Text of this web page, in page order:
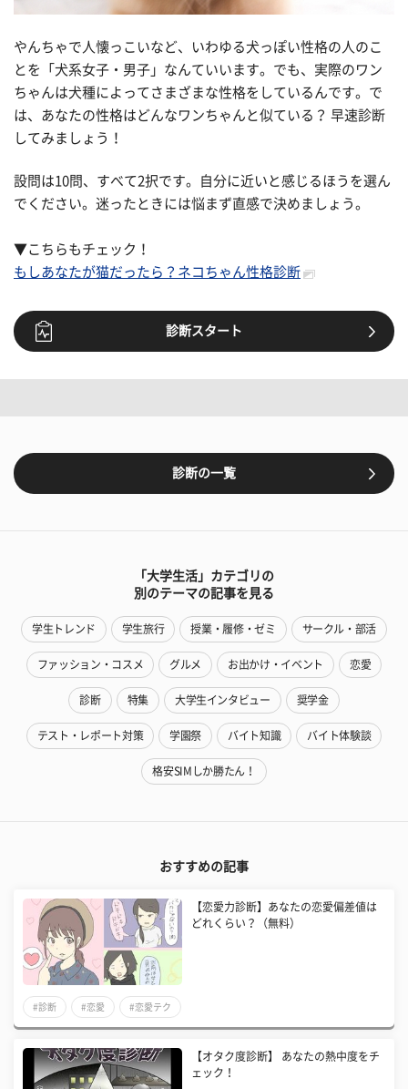
やんちゃで人懐っこいなど、いわゆる犬っぽい性格の人のこ
とを「犬系女子・男子」なんていいます。でも、実際のワン
ちゃんは犬種によってさまざまな性格をしているんです。で
は、あなたの性格はどんなワンちゃんと似ている？ 早速診断
してみましょう！
設問は10問、すべて2択です。自分に近いと感じるほうを選ん
でください。迷ったときには悩まず直感で決めましょう。
▼こちらもチェック！
もしあなたが猫だったら？ネコちゃん性格診断
診断スタート
診断の一覧
「大学生活」カテゴリの
別のテーマの記事を見る
学生トレンド 学生旅行 授業・履修・ゼミ サークル・部活
ファッション・コスメ グルメ お出かけ・イベント 恋愛
診断 特集 大学生インタビュー 奨学金
テスト・レポート対策 学園祭 バイト知識 バイト体験談
格安SIMしか勝たん！
おすすめの記事
【恋愛力診断】あなたの恋愛偏差値は
どれくらい？（無料）
#診断 #恋愛 #恋愛テク
【オタク度診断】 あなたの熱中度をチ
ェック！